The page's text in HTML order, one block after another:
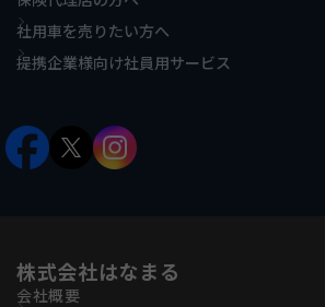
社用車を売りたい方へ
提携企業様向け社員用サービス
株式会社はなまる
会社概要